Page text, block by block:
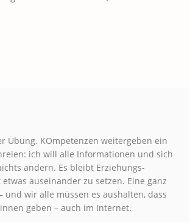
Übung. KOmpetenzen weitergeben ein
ich will alle Informationen und sich
ändern. Es bleibt Erziehungs-
auseinander zu setzen. Eine ganz
wir alle müssen es aushalten, dass
geben – auch im Internet.